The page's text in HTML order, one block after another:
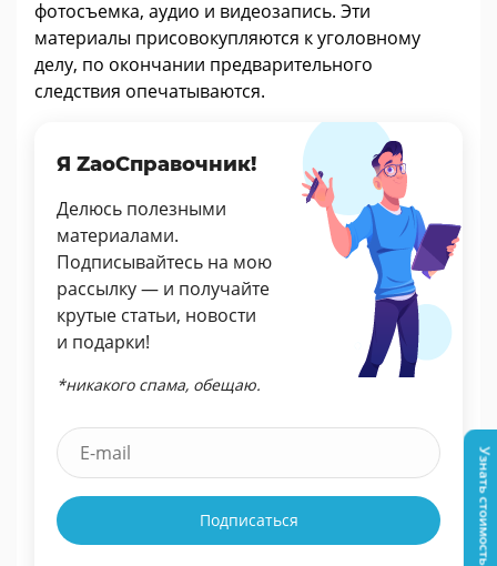
фотосъемка, аудио и видеозапись. Эти
материалы присовокупляются к уголовному
делу, по окончании предварительного
следствия опечатываются.
Я ZaoСправочник!
Делюсь полезными
материалами.
Подписывайтесь на мою
рассылку — и получайте
крутые статьи, новости
и подарки!
*никакого спама, обещаю.
Подписаться Узнать стоимость